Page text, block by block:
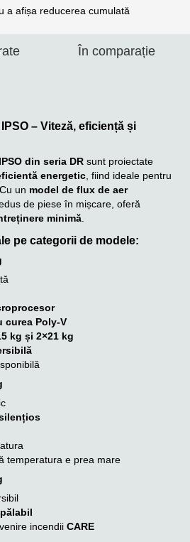
a afișa reducerea cumulată
În comparație
– Viteză, eficiență și
din seria DR sunt proiectate
energetic , fiind ideale pentru
un model de flux de aer
de piese în mișcare, oferă
minimă
pe categorii de modele:
curea Poly-V
kg și 2×21 kg
temperatura e prea mare
incendii CARE